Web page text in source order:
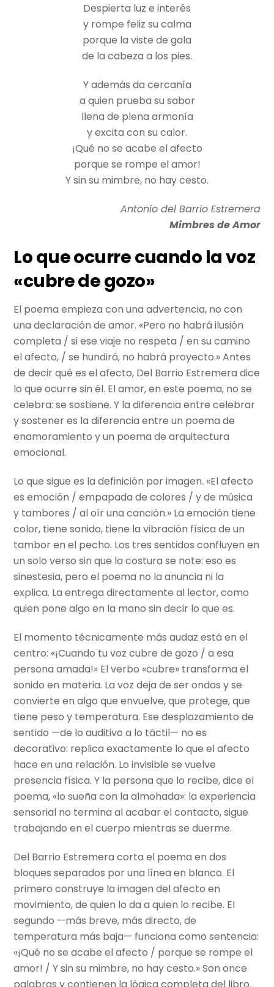
Despierta luz e interés
y rompe feliz su calma
porque la viste de gala
de la cabeza a los pies.
Y además da cercanía
a quien prueba su sabor
llena de plena armonía
y excita con su calor.
¡Qué no se acabe el afecto
porque se rompe el amor!
Y sin su mimbre, no hay cesto.
Antonio del Barrio Estremera
Mimbres de Amor
Lo que ocurre cuando la voz
«cubre de gozo»
El poema empieza con una advertencia, no con
una declaración de amor. «Pero no habrá ilusión
completa / si ese viaje no respeta / en su camino
el afecto, / se hundirá, no habrá proyecto.» Antes
de decir qué es el afecto, Del Barrio Estremera dice
lo que ocurre sin él. El amor, en este poema, no se
celebra: se sostiene. Y la diferencia entre celebrar
y sostener es la diferencia entre un poema de
enamoramiento y un poema de arquitectura
emocional.
Lo que sigue es la definición por imagen. «El afecto
es emoción / empapada de colores / y de música
y tambores / al oír una canción.» La emoción tiene
color, tiene sonido, tiene la vibración física de un
tambor en el pecho. Los tres sentidos confluyen en
un solo verso sin que la costura se note: eso es
sinestesia, pero el poema no la anuncia ni la
explica. La entrega directamente al lector, como
quien pone algo en la mano sin decir lo que es.
El momento técnicamente más audaz está en el
centro: «¡Cuando tu voz cubre de gozo / a esa
persona amada!» El verbo «cubre» transforma el
sonido en materia. La voz deja de ser ondas y se
convierte en algo que envuelve, que protege, que
tiene peso y temperatura. Ese desplazamiento de
sentido —de lo auditivo a lo táctil— no es
decorativo: replica exactamente lo que el afecto
hace en una relación. Lo invisible se vuelve
presencia física. Y la persona que lo recibe, dice el
poema, «lo sueña con la almohada»: la experiencia
sensorial no termina al acabar el contacto, sigue
trabajando en el cuerpo mientras se duerme.
Del Barrio Estremera corta el poema en dos
bloques separados por una línea en blanco. El
primero construye la imagen del afecto en
movimiento, de quien lo da a quien lo recibe. El
segundo —más breve, más directo, de
temperatura más baja— funciona como sentencia:
«¡Qué no se acabe el afecto / porque se rompe el
amor! / Y sin su mimbre, no hay cesto.» Son once
palabras y contienen la lógica completa del libro.